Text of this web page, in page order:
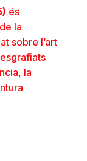
és
la
sobre l’art
la